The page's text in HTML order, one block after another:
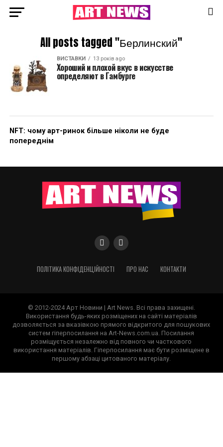
All posts tagged "Берлинский"
ВИСТАВКИ 13 років ago
Хороший и плохой вкус в искусстве
определяют в Гамбурге
NFT: чому арт-ринок більше ніколи не буде
попереднім
ПОЛІТИКА КОНФІДЕНЦІЙНОСТІ ПРО НАС КОНТАКТИ
© 2012-2024 Арт Новини | Art News. Всі права захищені.
Використання будь-яких розміщених на сайті матеріалів
дозволяється за вказівкою прямого відкритого для пошукових
систем гіперпосилання на Art-News.com.ua. Посилання
розміщується незалежно від повного чи часткового
використання матеріалів. Гіперпосилання має бути розміщене в
першому абзаці цитованого матеріалу.